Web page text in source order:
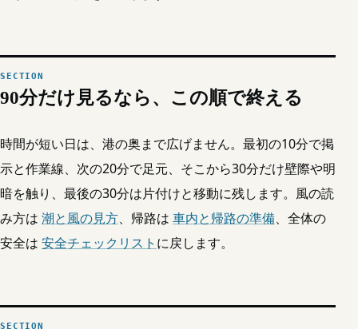
90分だけ見るなら、この順で終える
時間が短い日は、港の奥まで広げません。最初の10分で掲
示と作業線、次の20分で足元、そこから30分だけ壁際や明
暗を触り、最後の30分は片付けと移動に残します。風の読
み方は 潮と風の見方、帰路は 車内と帰路の準備、全体の
安全は 安全チェックリスト に戻します。